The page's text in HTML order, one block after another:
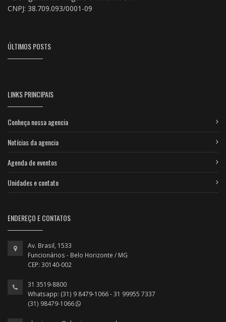
CNPJ: 38.709.093/0001-09
ÚLTIMOS POSTS
LINKS PRINCIPAIS
Conheça nossa agencia
Notícias da agencia
Agenda de eventos
Unidades e contato
ENDEREÇO E CONTATOS
Av. Brasil, 1533
Funcionários - Belo Horizonte / MG
CEP: 30140-002
31 3519-8800
Whatsapp: (31) 9 8479-1066 - 31 99955 7337
(31) 98479-1066